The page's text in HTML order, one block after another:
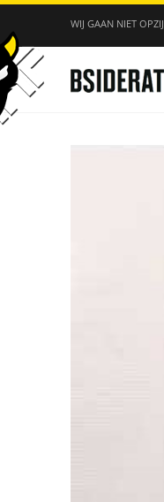
WIJ GAAN NIET OPZIJ